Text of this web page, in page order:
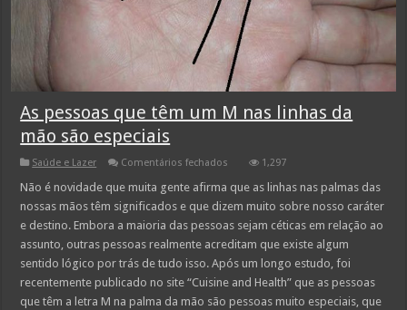
As pessoas que têm um M nas linhas da
mão são especiais
Saúde e Lazer Comentários fechados
pessoas
que
têm
um
M
nas
linhas
da
mão
especiais
1,297
Não é novidade que muita gente afirma que as linhas nas palmas das
nossas mãos têm significados e que dizem muito sobre nosso caráter
e destino. Embora a maioria das pessoas sejam céticas em relação ao
assunto, outras pessoas realmente acreditam que existe algum
sentido lógico por trás de tudo isso. Após um longo estudo, foi
recentemente publicado no site “Cuisine and Health” que as pessoas
que têm a letra M na palma da mão são pessoas muito especiais, que